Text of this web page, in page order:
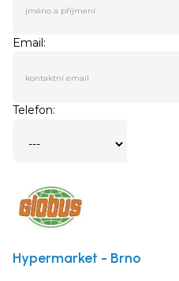
Hypermarket - Brno